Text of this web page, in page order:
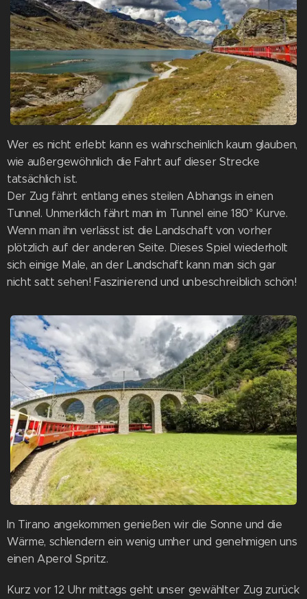
Wer es nicht erlebt kann es wahrscheinlich kaum glauben,
wie außergewöhnlich die Fahrt auf dieser Strecke
tatsächlich ist.
Der Zug fährt entlang eines steilen Abhangs in einen
Tunnel. Unmerklich fährt man im Tunnel eine 180° Kurve.
Wenn man ihn verlässt ist die Landschaft von vorher
plötzlich auf der anderen Seite. Dieses Spiel wiederholt
sich einige Male, an der Landschaft kann man sich gar
nicht satt sehen! Faszinierend und unbeschreiblich schön!
In Tirano angekommen genießen wir die Sonne und die
Wärme, schlendern ein wenig umher und genehmigen uns
einen Aperol Spritz.
Kurz vor 12 Uhr mittags geht unser gewählter Zug zurück